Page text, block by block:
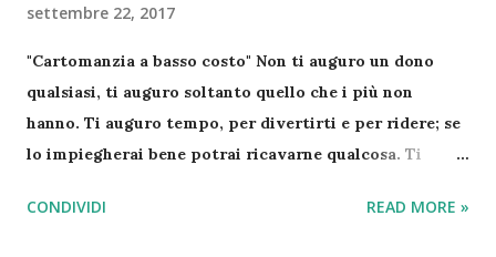
settembre 22, 2017
"Cartomanzia a basso costo" Non ti auguro un dono
qualsiasi, ti auguro soltanto quello che i più non
hanno. Ti auguro tempo, per divertirti e per ridere; se
lo impiegherai bene potrai ricavarne qualcosa. Ti
per te stesso, ma anche per donarlo agli altri. Ti
CONDIVIDI READ MORE »